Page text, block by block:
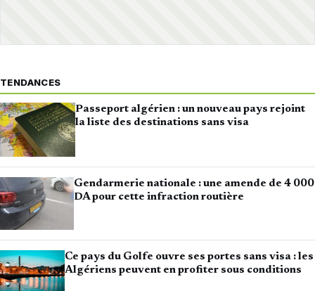
TENDANCES
Passeport algérien : un nouveau pays rejoint
la liste des destinations sans visa
Gendarmerie nationale : une amende de 4 000
DA pour cette infraction routière
Ce pays du Golfe ouvre ses portes sans visa : les
Algériens peuvent en profiter sous conditions